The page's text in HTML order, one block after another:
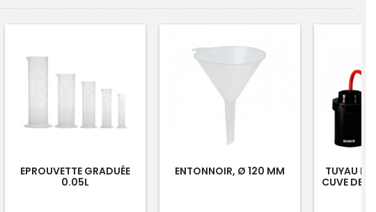
EPROUVETTE GRADUÉE
0.05L
ENTONNOIR, Ø 120 MM
TUYAU
CUVE DE